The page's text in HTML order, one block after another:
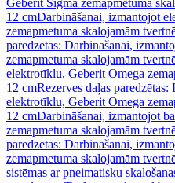
Geberit Sigma zemapmetuma
12 cmDarbināšanai, izmantojot
zemapmetuma skalojamām
paredzētas: Darbināšanai,
zemapmetuma skalojamām
elektrotīklu, Geberit Omega
12 cmRezerves daļas
elektrotīklu, Geberit Omega
12 cmDarbināšanai, izmantojot
zemapmetuma skalojamām
paredzētas: Darbināšanai,
zemapmetuma skalojamām
sistēmas ar pneimatisku